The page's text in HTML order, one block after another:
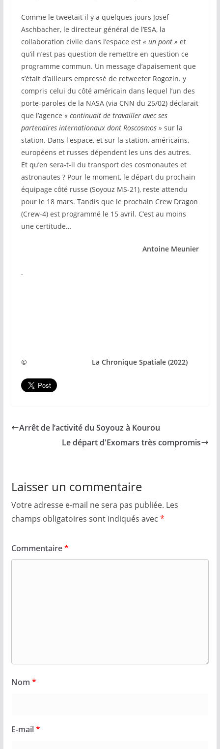
Comme le tweetait il y a quelques jours Josef
Aschbacher, le directeur général de l’ESA, la
collaboration civile dans l’espace est « un pont » et
qu’il n’est pas question de remettre en question ce
programme commun. Un message d’apaisement que
s’était d’ailleurs empressé de retweeter Rogozin. y
compris celui du côté américain dans lequel l’un des
porte-paroles de la NASA (via CNN du 25/02) déclarait
que l’agence « continuait de travailler avec ses
partenaires internationaux dont Roscosmos » sur la
station. Dans l'espace, et sur la station, américains,
européens et russes dépendent les uns des autres.
Et qu’en sera-t-il du transport des cosmonautes et
astronautes ? Pour le moment, le départ du prochain
équipage côté russe (Soyouz MS-21), reste attendu
pour le 18 mars. Tandis que le prochain Crew Dragon
(Crew-4) est programmé le 15 avril. C’est au moins
une certitude…
Antoine Meunier
© La Chronique Spatiale (2022)
Arrêt de l’activité du Soyouz à Kourou
Le départ d'Exomars très compromis
Laisser un commentaire
Votre adresse e-mail ne sera pas publiée. Les
champs obligatoires sont indiqués avec *
Commentaire*
Nom *
E-mail*